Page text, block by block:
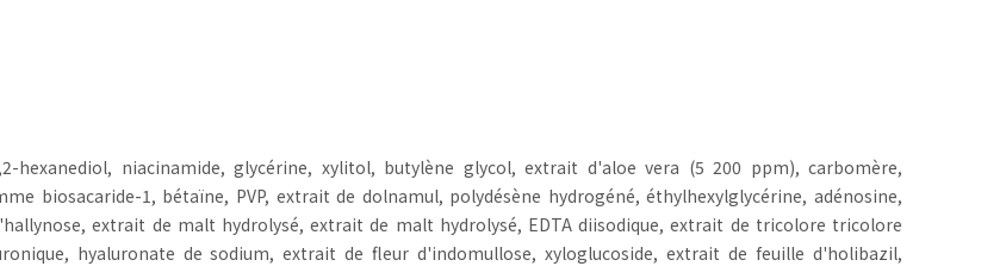
hexanediol, niacinamide, glycérine, xylitol, butylène glycol, extrait d'aloe vera (5 200 ppm), carbomère,
biosacaride-1, bétaïne, PVP, extrait de dolnamul, polydésène hydrogéné, éthylhexylglycérine, adénosine,
extrait de malt hydrolysé, extrait de malt hydrolysé, EDTA diisodique, extrait de tricolore tricolore
hyaluronate de sodium, extrait de fleur d'indomullose, xyloglucoside, extrait de feuille d'holibazil,